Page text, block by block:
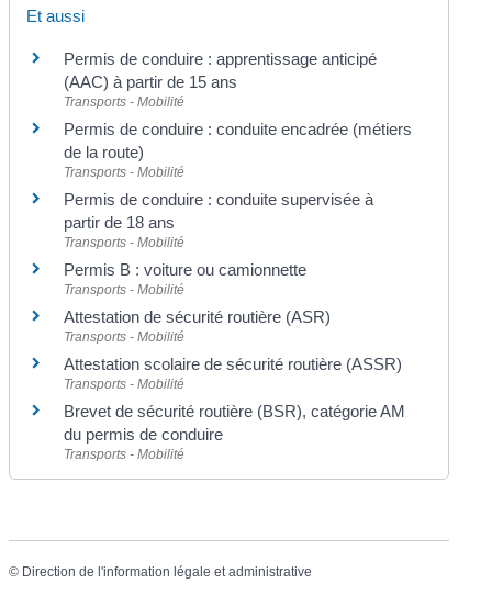
Et aussi
Permis de conduire : apprentissage anticipé
(AAC) à partir de 15 ans
Transports - Mobilité
Permis de conduire : conduite encadrée (métiers
de la route)
Transports - Mobilité
Permis de conduire : conduite supervisée à
partir de 18 ans
Transports - Mobilité
Permis B : voiture ou camionnette
Transports - Mobilité
Attestation de sécurité routière (ASR)
Transports - Mobilité
Attestation scolaire de sécurité routière (ASSR)
Transports - Mobilité
Brevet de sécurité routière (BSR), catégorie AM
du permis de conduire
Transports - Mobilité
© Direction de l'information légale et administrative